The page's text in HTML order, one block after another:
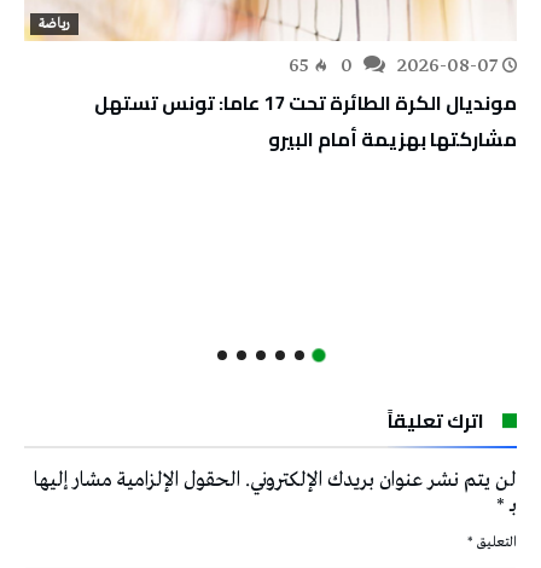
رياضة
2026-08-07
65
مونديال الكرة الطائرة تحت 17 عاما: تونس تستهل
مشاركتها بهزيمة أمام البيرو
اترك تعليقاً
لن يتم نشر عنوان بريدك الإلكتروني. الحقول الإلزامية مشار إليها
بـ*
التعليق *